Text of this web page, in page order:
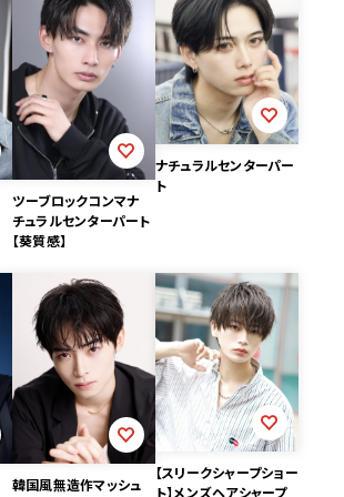
ツーブロックコンマナ
チュラルセンターパート
【葵質感】
ナチュラルセンターパー
ト
韓国風無造作マッシュ
【スリークシャープショー
ト】メンズヘアシャープ